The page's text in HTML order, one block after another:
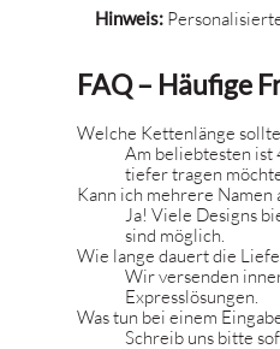
Hinweis:
FAQ – Häufige
Welche Kettenlänge
Am beliebtesten ist
tiefer tragen
Kann ich mehrere Namen
Ja! Viele Designs
sind möglich.
Wie lange dauert die
Wir versenden
Expresslösungen.
Was tun bei einem
Schreib uns bitte